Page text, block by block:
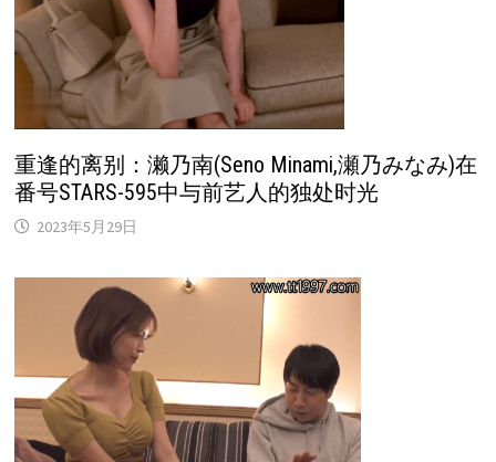
重逢的离别：濑乃南(Seno Minami,瀬乃みなみ)在
番号STARS-595中与前艺人的独处时光
2023年5月29日